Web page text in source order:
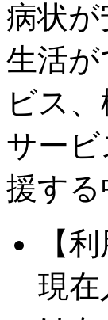
病状
生活
ビス
サー
援する
【
現